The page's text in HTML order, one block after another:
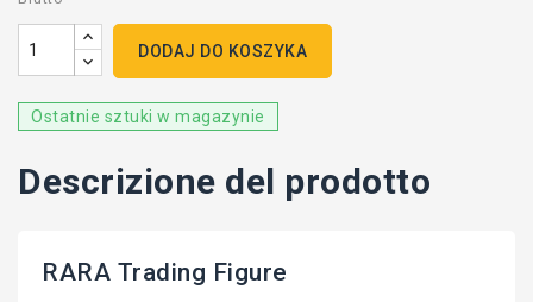
DODAJ DO KOSZYKA
Ostatnie sztuki w magazynie
Descrizione del prodotto
RARA Trading Figure